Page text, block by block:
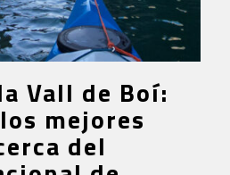
Vall de Boí:
mejores
del